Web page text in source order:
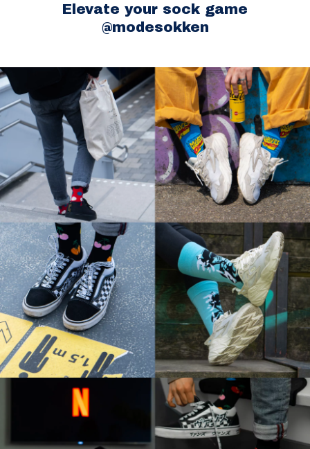
Elevate your sock game
@modesokken